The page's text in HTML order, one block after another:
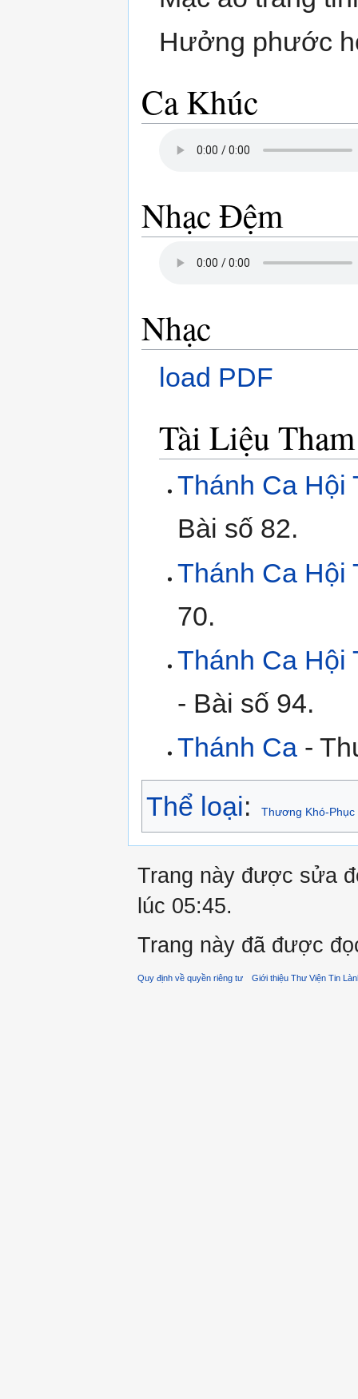
Hưởng phước
Ca Khúc
Nhạc Đệm
Nhạc
load PDF
Tài Liệu
Thánh Ca Hội
Bài số 82.
Thánh Ca Hội
70.
Thánh Ca Hội
- Bài số 94.
Thánh Ca-
Thể loại: Thương Khó-Phục
Trang này được sửa
lúc 05:45.
Trang này đã được
Quy định về quyền riêng tư Giới thiệu Thư Viện Tin